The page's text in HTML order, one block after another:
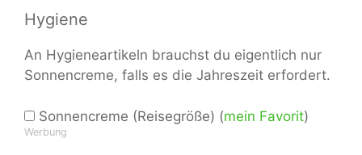
Hygiene
An Hygieneartikeln brauchst du eigentlich nur
Sonnencreme, falls es die Jahreszeit erfordert.
Sonnencreme (Reisegröße) (mein Favorit)
Werbung